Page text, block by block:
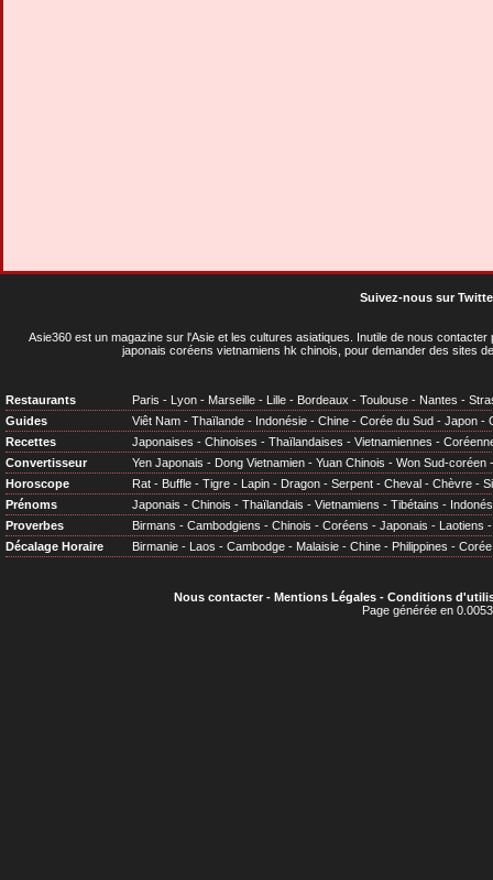
Suivez-nous sur
Asie360 est un magazine sur l'Asie et les cultures asiatiques . Inutile de nous
japonais coréens vietnamiens hk chinois, pour demander des sites
Restaurants Paris - Lyon - Marseille - Lille - Bordeaux - Toulouse - Nantes -
Guides
Viêt Nam - Thaïlande - Indonésie - Chine - Corée du Sud - Japon -
Recettes
Japonaises - Chinoises - Thaïlandaises - Vietnamiennes -
Convertisseur
Yen Japonais - Dong Vietnamien - Yuan Chinois - Won Sud-coréen
Horoscope
Rat - Buffle - Tigre - Lapin - Dragon - Serpent - Cheval - Chèvre -
Prénoms
Japonais - Chinois - Thaïlandais - Vietnamiens - Tibétains -
Proverbes
Birmans - Cambodgiens - Chinois - Coréens - Japonais - Laotiens
Décalage Horaire
Birmanie - Laos - Cambodge - Malaisie - Chine - Philippines - Corée
Nous contacter- Mentions Légales- Conditions
Page générée en